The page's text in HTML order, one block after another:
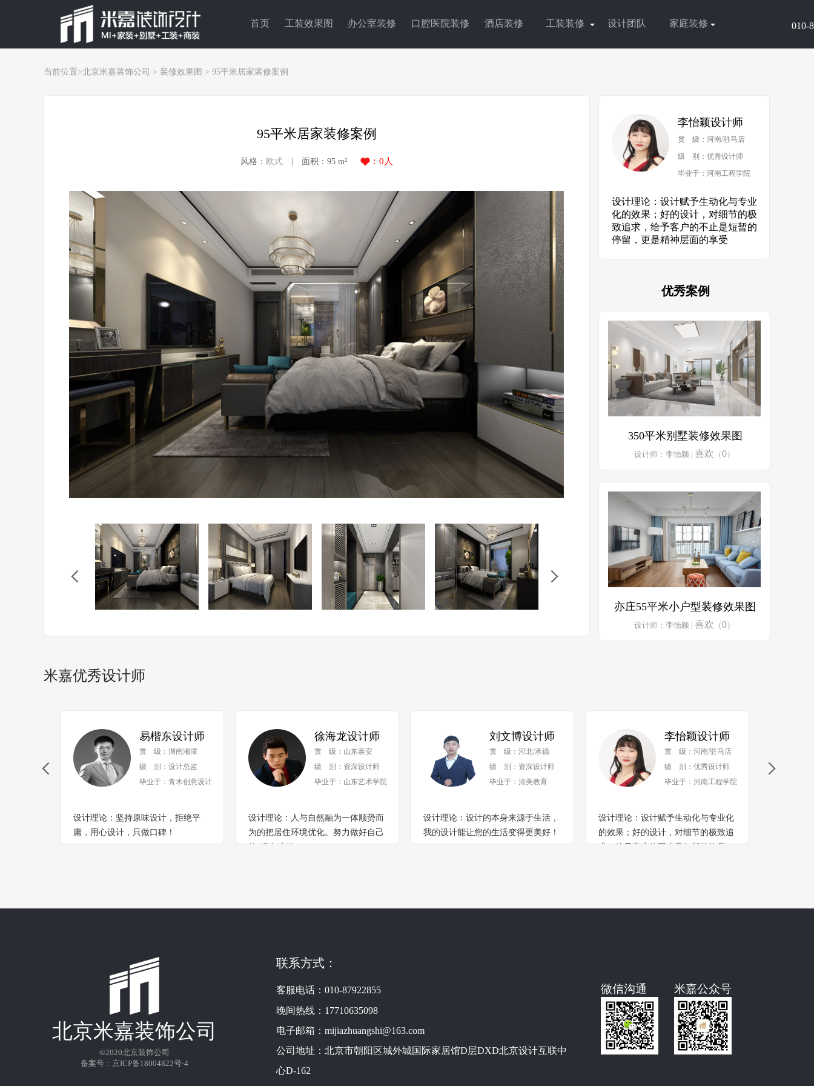
首页 工装效果图 办公室装修 口腔医院装修 酒店装修 工装装修 设计团队 家庭装修 010-
当前位置>北京米嘉装饰公司 > 装修效果图 > 95平米居家装修案例
95平米居家装修案例
风格： 欧式| 面积：95 m² ： 0 人
李怡颖设计师
贯 级：河南/驻马店
级 别：优秀设计师
毕业于：河南工程学院
设计理论：设计赋予生动化与专业
化的效果；好的设计，对细节的极
致追求，给予客户的不止是短暂的
停留，更是精神层面的享受
优秀案例
350平米别墅装修效果图
设计师：李怡颖 | 喜欢 （0）
亦庄55平米小户型装修效果图
设计师：李怡颖 | 喜欢 （0）
米嘉优秀设计师
易楷东设计师
贯 级：湖南湘潭
级 别：设计总监
毕业于：青木创意设计
设计理论：坚持原味设计，拒绝平
庸，用心设计，只做口碑！
徐海龙设计师
贯 级：山东泰安
级 别：资深设计师
毕业于：山东艺术学院
设计理论：人与自然融为一体顺势而
为的把居住环境优化。努力做好自己
刘文博设计师
贯 级：河北/承德
级 别：资深设计师
毕业于：清美教育
设计理论：设计的本身来源于生活，
我的设计能让您的生活变得更美好！
李怡颖设计师
贯 级：河南/驻马店
级 别：优秀设计师
毕业于：河南工程学院
设计理论：设计赋予生动化与专业化
的效果；好的设计，对细节的极致追
北京米嘉装饰公司
©2020北京装饰公司
备案号： 京ICP备18004822号-4
联系方式：
客服电话： 010-87922855
晚间热线： 17710635098
电子邮箱： mijiazhuangshi@163.com
公司地址：北京市朝阳区城外城国际家居馆D层DXD北京设计互联中
心D-162
微信沟通 米嘉公众号